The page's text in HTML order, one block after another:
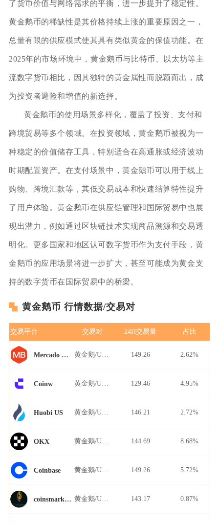
了货币价值与网络需求的平衡，进一步提升了稳定性。
黄金鹅币的稀缺性是其价格持续上涨的重要原因之一，
总量有限的供应模式使其具有类似黄金的保值功能。在
2025年的市场环境中，黄金鹅币与比特币、以太坊等主
流数字货币相比，因其独特的黄金属性而脱颖而出，成
为投资者避险和增值的新选择。
黄金鹅币的使用场景多样化，覆盖了投资、支付和
跨境贸易等多个领域。在投资领域，黄金鹅币被视为一
种稳定的价值储存工具，特别适合在高通胀或经济波动
时期配置资产。在支付场景中，黄金鹅币可以用于线上
购物、跨境汇款等，其低交易成本和快速结算特性提升
了用户体验。黄金鹅币在供应链管理和国际贸易中也展
现出潜力，例如通过区块链技术实现商品溯源和交易透
明化。更多国家和地区认可数字货币作为支付手段，黄
金鹅币的应用场景将进一步扩大，甚至可能成为黄金支
持的数字货币在国际贸易中的桥梁。
黄金鹅币 行情数据/交易对
交易平台 交易对 24H交易量 占比
Mercado Bitcoin 149.26 2.62%
Coinw 129.46 4.95%
Huobi US 146.21 2.72%
OKX 144.69 8.68%
Coinbase 149.26 5.72%
coinsmarkets 143.17 0.87%